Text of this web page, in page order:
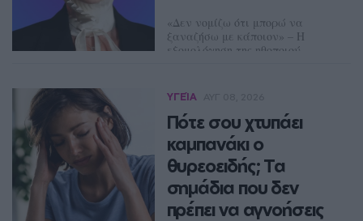
«Δεν νομίζω ότι μπορώ να
ξαναζήσω με κάποιον» – Η
εξομολόγηση της ηθοποιού
ΥΓΕΊΑ
Πότε σου χτυπάει
καμπανάκι ο
θυρεοειδής; Τα
σημάδια που δεν
πρέπει να αγνοήσεις